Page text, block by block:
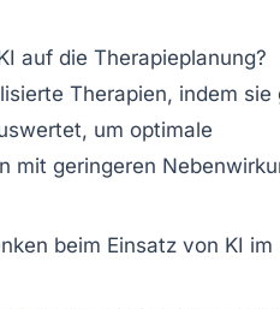
auf die Therapieplanung?
Therapien, indem sie
um optimale
mit geringeren
beim Einsatz von KI im